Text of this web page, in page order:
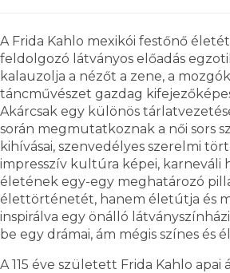
A Frida Kahlo mexikói festőnő
feldolgozó látványos előadás
kalauzolja a nézőt a zene, a
táncművészet gazdag
Akárcsak egy különös
során megmutatkoznak a női sors
kihívásai, szenvedélyes szerelmi
impresszív kultúra képei, karneváli
életének egy-egy meghatározó
élettörténetét, hanem életútja és
inspirálva egy önálló
be egy drámai, ám mégis színes és
A 115 éve született Frida Kahlo apai